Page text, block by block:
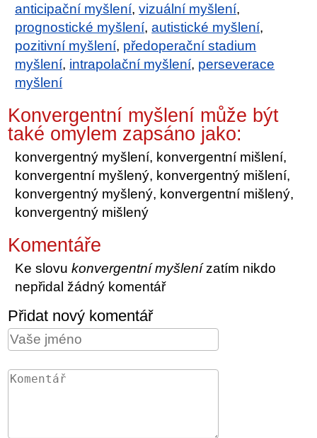
anticipační myšlení,vizuální myšlení,
prognostické myšlení,autistické myšlení,
pozitivní myšlení, předoperační stadium
myšlení, intrapolační myšlení, perseverace
myšlení
Konvergentní myšlení může být
také omylem zapsáno jako:
konvergentný myšlení, konvergentní mišlení,
konvergentní myšlený, konvergentný mišlení,
konvergentný myšlený, konvergentní mišlený,
konvergentný mišlený
Komentáře
Ke slovukonvergentní myšlenízatím nikdo
nepřidal žádný komentář
Přidat nový komentář